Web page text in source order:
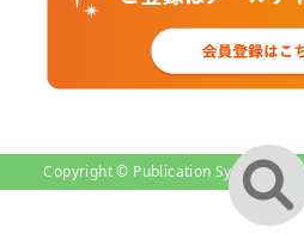
Copyright © Publication System-